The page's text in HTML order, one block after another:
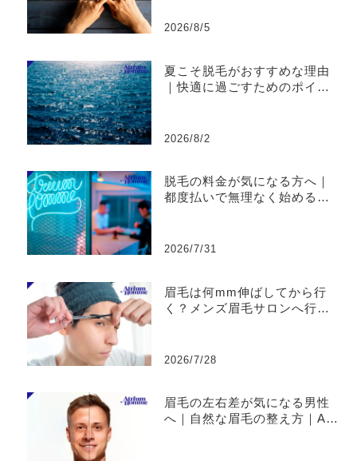
2026/8/5
夏こそ脱毛がおすすめな理由
｜快適に過ごすためのポイン
2026/8/2
脱毛の料金が気になる方へ｜
都度払いで無理なく始めるメ
2026/7/31
眉毛は何mm伸ばしてから行
く？メンズ眉毛サロンへ行く
2026/7/28
眉毛の左右差が気になる男性
へ｜自然な眉毛の整え方｜AT